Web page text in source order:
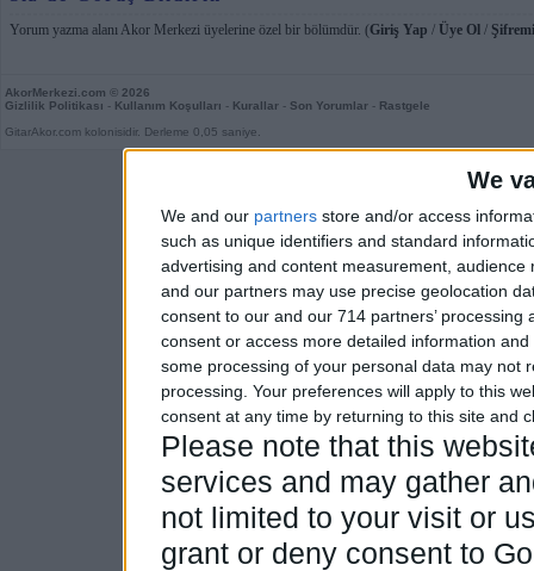
We
We and our partners store and/or access
such as unique identifiers and standard
advertising and content measurement,
and our partners may use precise geolocation
consent to our and our 714 partners’
consent or access more detailed information
some processing of your personal data may not
processing. Your preferences will apply to this
consent at any time by returning to this site and
Please note that this
services and may gather
not limited to your visit or
grant or deny consent to
Yorum yazma alanı Akor Merkezi üyelerine özel bir bölümdür. (Giriş Yap / Üye Ol /
AkorMerkezi.com © 2026
Gizlilik Politikası - Kullanım Koşulları - Kurallar - Son Yorumlar - Rastgele
GitarAkor.com kolonisidir. Derleme 0,05 saniye.